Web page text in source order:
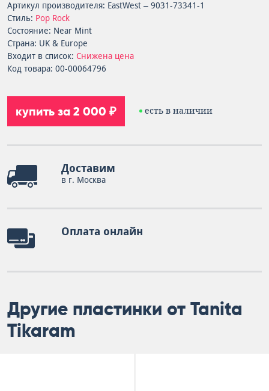
Артикул производителя: EastWest – 9031-73341-1
Стиль: Pop Rock
Состояние: Near Mint
Страна: UK & Europe
Входит в список: Снижена цена
Код товара: 00-00064796
купить за 2 000 ₽ есть в наличии
Доставим
в г. Москва
Оплата онлайн
Другие пластинки от Tanita
Tikaram